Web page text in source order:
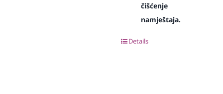
čišćenje
namještaja.
Details